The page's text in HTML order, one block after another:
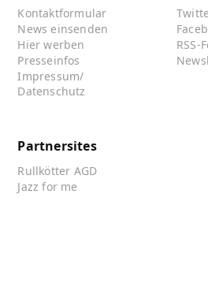
Kontaktformular
News einsenden
Hier werben
Presseinfos
Impressum/
Datenschutz
RSS-
Partnersites
Rullkötter AGD
Jazz for me